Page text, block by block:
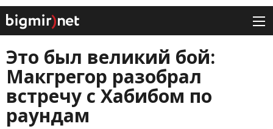
Это был великий бой:
Макгрегор разобрал
встречу с Хабибом по
раундам